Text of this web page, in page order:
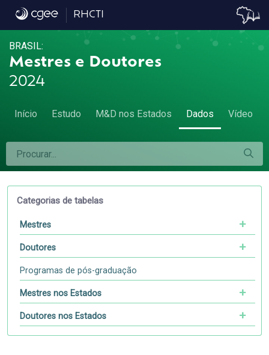
Dados RHCTI
BRASIL:
Mestres e Doutores
2024
Início Estudo M&D nos Estados Dados Vídeo
Categorias de tabelas
Mestres
Doutores
Programas de pós-graduação
Mestres nos Estados
Doutores nos Estados